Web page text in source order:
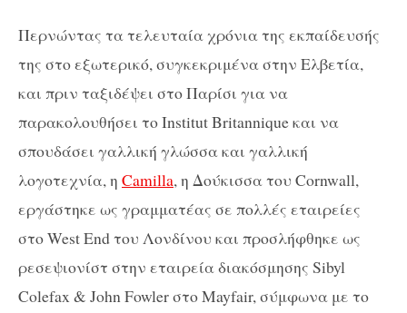
Περνώντας τα τελευταία χρόνια της εκπαίδευσής
της στο εξωτερικό, συγκεκριμένα στην Ελβετία,
και πριν ταξιδέψει στο Παρίσι για να
παρακολουθήσει το Institut Britannique και να
σπουδάσει γαλλική γλώσσα και γαλλική
λογοτεχνία, η Camilla, η Δούκισσα του Cornwall,
εργάστηκε ως γραμματέας σε πολλές εταιρείες
στο West End του Λονδίνου και προσλήφθηκε ως
ρεσεψιονίστ στην εταιρεία διακόσμησης Sibyl
Colefax & John Fowler στο Mayfair, σύμφωνα με το